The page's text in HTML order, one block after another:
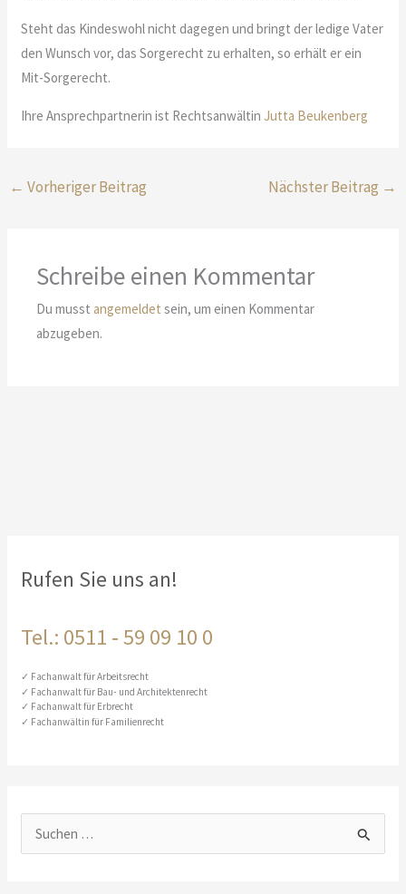
Steht das Kindeswohl nicht dagegen und bringt der ledige Vater
den Wunsch vor, das Sorgerecht zu erhalten, so erhält er ein
Mit-Sorgerecht.
Ihre Ansprechpartnerin ist RechtsanwältinJutta Beukenberg
← Vorheriger Beitrag Nächster Beitrag →
Schreibe einen Kommentar
Du musst angemeldet sein, um einen Kommentar
abzugeben.
Rufen Sie uns an!
Tel.: 0511 ‑ 59 09 10 0
Fachanwalt für Arbeitsrecht
Fachanwalt für Bau- und Architektenrecht
Fachanwalt für Erbrecht
Fachanwältin für Familienrecht
u